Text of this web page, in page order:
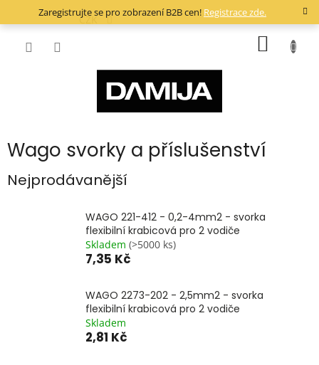
Zaregistrujte se pro zobrazení B2B cen! Registrace zde.
CZK
Wago svorky a příslušenství
Nejprodávanější
WAGO 221-412 - 0,2-4mm2 - svorka
flexibilní krabicová pro 2 vodiče
Skladem (>5000 ks)
7,35 Kč
WAGO 2273-202 - 2,5mm2 - svorka
flexibilní krabicová pro 2 vodiče
Skladem
2,81 Kč